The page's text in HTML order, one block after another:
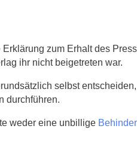
zum Erhalt des
ihr nicht beigetreten war.
selbst
durchführen.
weder eine unbillige